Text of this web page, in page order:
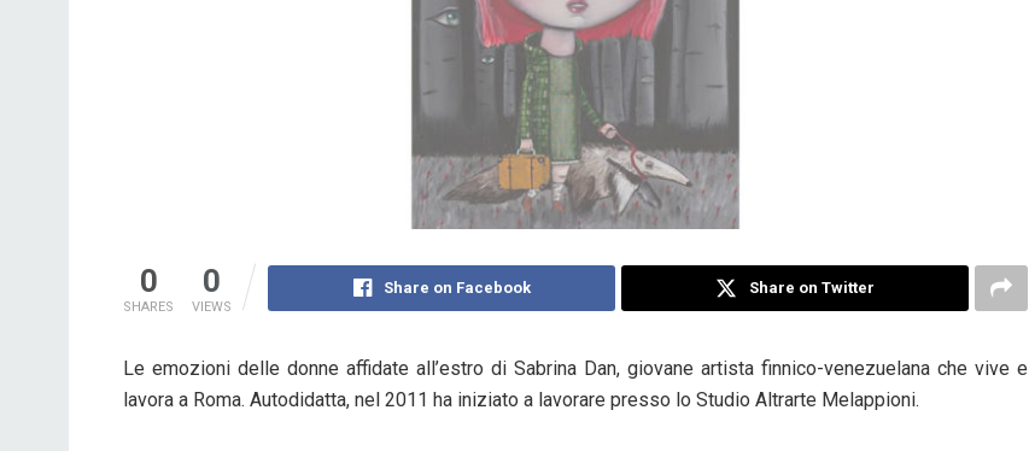
0
SHARES
0
VIEWS
Share on Facebook Share on Twitter
Le emozioni delle donne affidate all’estro di Sabrina Dan, giovane artista finnico-venezuelana che vive e
lavora a Roma. Autodidatta, nel 2011 ha iniziato a lavorare presso lo Studio Altrarte Melappioni.